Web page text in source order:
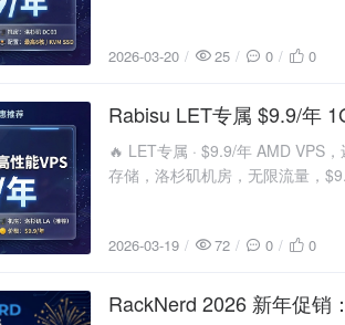
2026-03-20 25 0 0
2026-03-19
Rabisu LET专属 $9.9/年
🔥 LET专属 · $9.9/年 AMD VPS
存储，洛杉矶机房，无限流量，
2026-03-19 72 0 0
2026-01-28
RackNerd 2026 新年促销